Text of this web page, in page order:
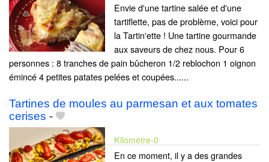
Envie d'une tartine salée et d'une
tartiflette, pas de problème, voici pour
la Tartin'ette ! Une tartine gourmande
aux saveurs de chez nous. Pour 6
personnes : 8 tranches de pain bûcheron 1/2 reblochon 1 oignon
émincé 4 petites patates pelées et coupées......
Tartines de moules au parmesan et aux tomates
cerises -
Kilomètre-0
En ce moment, il y a des grandes